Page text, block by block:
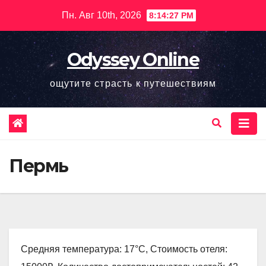
содержимому
Пн. Авг 10th, 2026 8:14:28 PM
Odyssey Online
ощутите страсть к путешествиям
Пермь
Средняя температура: 17°C, Стоимость отеля: